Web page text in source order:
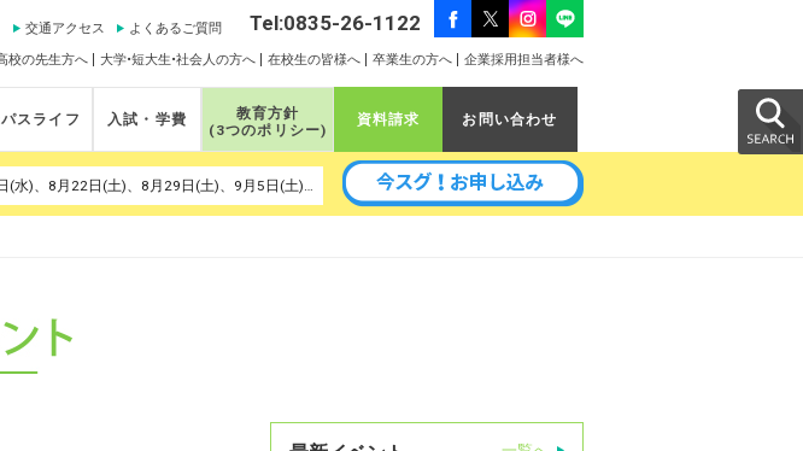
校の先生方へ 大学•短大生•社会人の方へ 在校生の皆様へ 卒業生の方へ 企業採用担当者様へ
Tel:0835-26-1122
交通アクセス よくあるご質問
スライフ 入試・学費
教育方針
(3つのポリシー)
資料請求 お問い合わせ
以降の予定｜ 8月19日(水)、8月22日(土)、8月29日(土)、9月5日(土)、9月9日(水)、9月11日(金)、9月16日(水)、9月26日(土)